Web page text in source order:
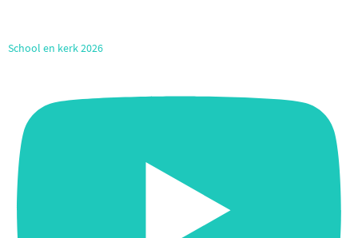
School en kerk 2026